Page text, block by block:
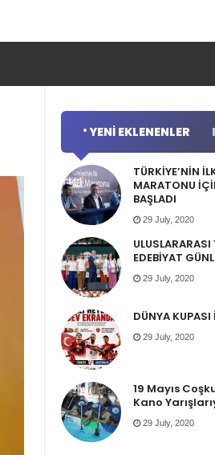
YENI EKLENENLER
TÜRKİYE’NİN
MARATONU
BAŞLADI
29 July, 2020
ULUSLARARASI
EDEBİYAT
29 July, 2020
DÜNYA
29 July, 2020
19 Mayıs
Kano
29 July, 2020